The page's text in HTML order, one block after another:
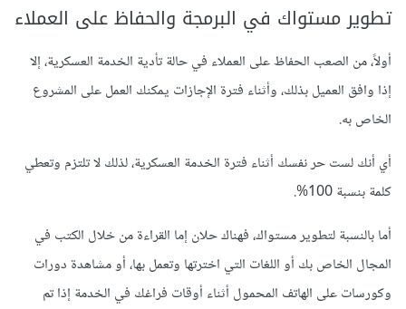
تطوير مستواك في البرمجة والحفاظ على العملاء
أولاً، من الصعب الحفاظ على العملاء في حالة تأدية الخدمة العسكرية، إلا
إذا وافق العميل بذلك، وأثناء فترة الإجازات يمكنك العمل على المشروع
الخاص به.
أي أنك لست حر نفسك أثناء فترة الخدمة العسكرية، لذلك لا تلتزم وتعطي
كلمة بنسبة 100%.
أما بالنسبة لتطوير مستواك، فهناك حلان إما القراءة من خلال الكتب في
المجال الخاص بك أو اللغات التي اخترتها وتعمل بها، أو مشاهدة دورات
وكورسات على الهاتف المحمول أثناء أوقات فراغك في الخدمة إذا تم